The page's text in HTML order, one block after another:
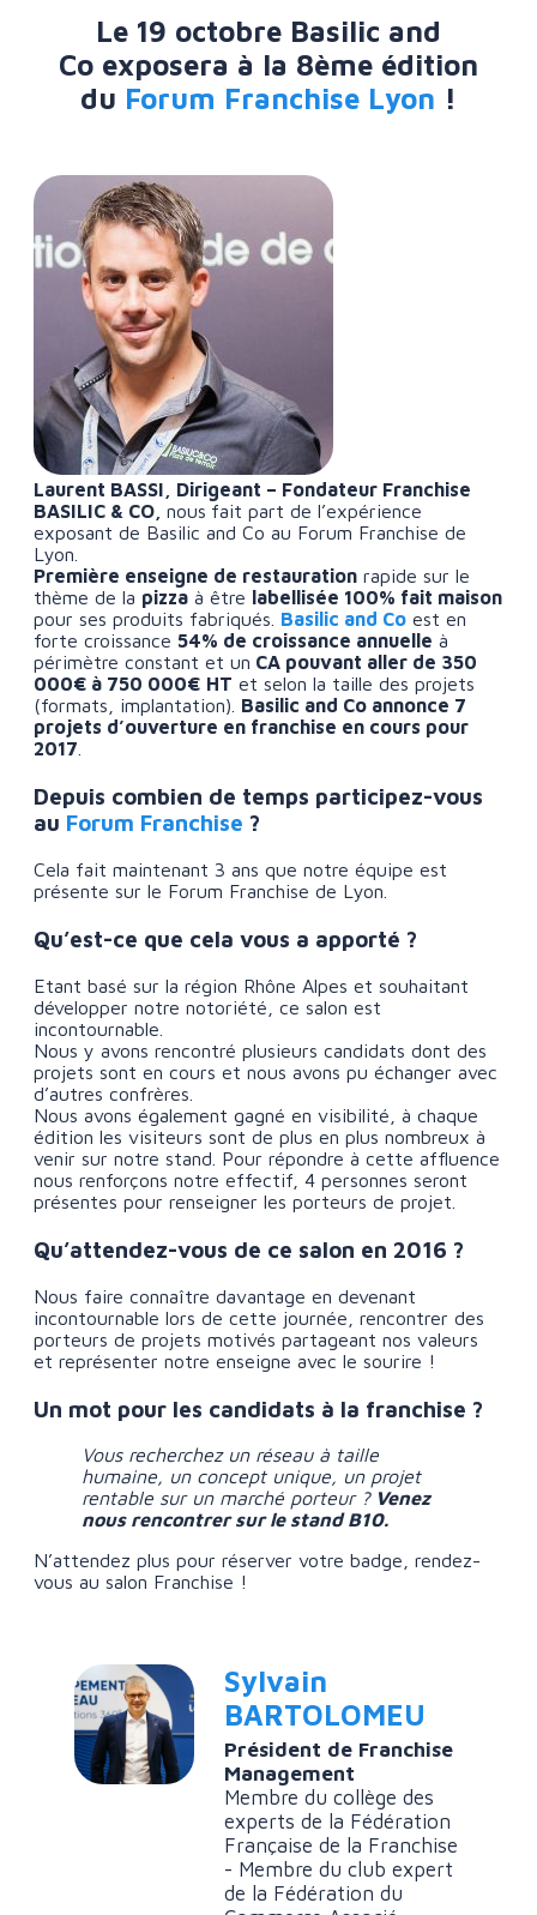
Le 19 octobre Basilic and
Co exposera à la 8ème édition
du Forum Franchise Lyon !
Laurent BASSI, Dirigeant – Fondateur Franchise
BASILIC & CO,nous fait part de l’expérience
exposant de Basilic and Co au Forum Franchise de
Lyon.
Première enseigne de restauration rapide sur le
thème de la pizza à être
labellisée 100% fait maison
pour ses produits fabriqués. Basilic and Co est en
forte croissance 54% de croissance annuelle à
périmètre constant et un CA pouvant aller de 350
000€ à 750 000€ HT et selon la taille des projets
(formats, implantation). Basilic and Co annonce 7
projets d’ouverture en franchise en cours pour
2017
Depuis combien de temps participez-vous
au Forum Franchise ?
Cela fait maintenant 3 ans que notre équipe est
présente sur le Forum Franchise de Lyon.
Qu’est-ce que cela vous a apporté ?
Etant basé sur la région Rhône Alpes et souhaitant
développer notre notoriété, ce salon est
incontournable.
Nous y avons rencontré plusieurs candidats dont des
projets sont en cours et nous avons pu échanger avec
d’autres confrères.
Nous avons également gagné en visibilité, à chaque
édition les visiteurs sont de plus en plus nombreux à
venir sur notre stand. Pour répondre à cette affluence
nous renforçons notre effectif, 4 personnes seront
présentes pour renseigner les porteurs de projet.
Qu’attendez-vous de ce salon en 2016 ?
Nous faire connaître davantage en devenant
incontournable lors de cette journée, rencontrer des
porteurs de projets motivés partageant nos valeurs
et représenter notre enseigne avec le sourire !
Un mot pour les candidats à la franchise ?
Vous recherchez un réseau à taille
humaine, un concept unique, un projet
rentable sur un marché porteur ?Venez
nous rencontrer sur le stand B10.
N’attendez plus pour réserver votre badge, rendez-
vous au salon Franchise !
Sylvain
BARTOLOMEU
Président de Franchise
Management
Membre du collège des
experts de la Fédération
Française de la Franchise
- Membre du club expert
de la Fédération du